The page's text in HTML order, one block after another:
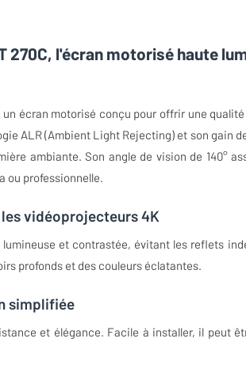
270C, l'écran motorisé haute
écran motorisé conçu pour offrir une
ALR (Ambient Light Rejecting) et son gain
ambiante. Son angle de vision de 140°
ou professionnelle.
vidéoprojecteurs 4K
et contrastée, évitant les reflets
profonds et des couleurs éclatantes.
simplifiée
et élégance. Facile à installer, il peut